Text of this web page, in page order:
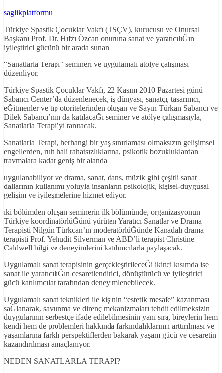
saglikplatformu
Türkiye Spastik Çocuklar Vakfı (TSÇV), kurucusu ve Onursal
Başkanı Prof. Dr. Hıfzı Özcan onuruna sanat ve yaratıcılıĞın
iyileştirici gücünü bir arada sunan
“Sanatlarla Terapi” semineri ve uygulamalı atölye çalışması
düzenliyor.
Türkiye Spastik Çocuklar Vakfı, 22 Kasım 2010 Pazartesi günü
Sabancı Center’da düzenlenecek, iş dünyası, sanatçı, tasarımcı,
eĞitmenler ve tıp otoritelerinden oluşan ve Sayın Türkan Sabancı ve
Dilek Sabancı’nın da katılacaĞı seminer ve atölye çalışmasıyla,
Sanatlarla Terapi’yi tanıtacak.
Sanatlarla Terapi, herhangi bir yaş sınırlaması olmaksızın gelişimsel
engellerden, ruh hali rahatsızlıklarına, psikotik bozukluklardan
travmalara kadar geniş bir alanda
uygulanabiliyor ve drama, sanat, dans, müzik gibi çeşitli sanat
dallarının kullanımı yoluyla insanların psikolojik, kişisel-duygusal
gelişim ve iyileşmelerine hizmet ediyor.
ıki bölümden oluşan seminerin ilk bölümünde, organizasyonun
Türkiye koordinatörlüĞünü yürüten Yaratıcı Sanatlar ve Drama
Terapisti Nilgün Türkcan’ın moderatörlüĞünde Kanadalı drama
terapisti Prof. Yehudit Silverman ve ABD’li terapist Christine
Caldwell bilgi ve deneyimlerini katılımcılarla paylaşacak.
Uygulamalı sanat terapisinin gerçekleştirileceĞi ikinci kısımda ise
sanat ile yaratıcılıĞın cesaretlendirici, dönüştürücü ve iyileştirici
gücü katılımcılar tarafından deneyimlenebilecek.
Uygulamalı sanat teknikleri ile kişinin “estetik mesafe” kazanması
saĞlanarak, savunma ve direnç mekanizmaları tehdit edilmeksizin
duygularının serbestçe ifade edilebilmesinin yanı sıra, bireylerin hem
kendi hem de problemleri hakkında farkındalıklarının arttırılması ve
yaşamlarına farklı perspektiflerden bakarak yaşam gücü ve cesaretin
kazandırılması amaçlanıyor.
NEDEN SANATLARLA TERAPI?